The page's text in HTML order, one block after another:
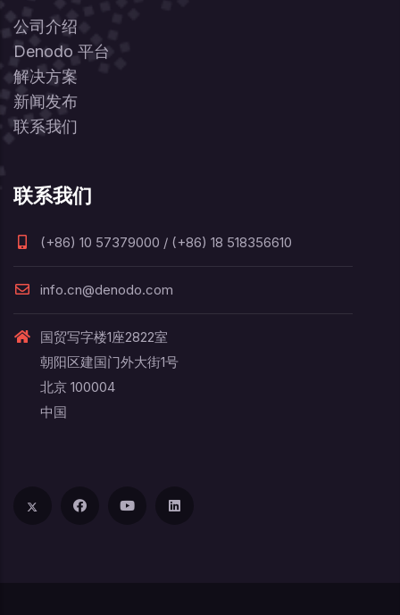
公司介绍
Denodo 平台
解决方案
新闻发布
联系我们
联系我们
(+86) 10 57379000 / (+86) 18 518356610
info.cn@denodo.com
国贸写字楼1座2822室
朝阳区建国门外大街1号
北京 100004
中国